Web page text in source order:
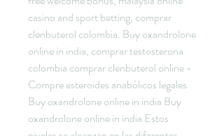
casino and sport betting, comprar
clenbuterol colombia. Buy oxandrolone
online in india, comprar testosterona
colombia comprar clenbuterol online -
Compre esteroides anabólicos legales
Buy oxandrolone online in india Buy
oxandrolone online in india Estos